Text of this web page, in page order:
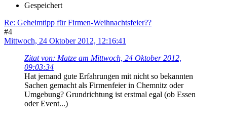
Gespeichert
Re: Geheimtipp für Firmen-Weihnachtsfeier??
#4
Mittwoch, 24 Oktober 2012, 12:16:41
Zitat von: Matze am Mittwoch, 24 Oktober 2012,
09:03:34
Hat jemand gute Erfahrungen mit nicht so bekannten
Sachen gemacht als Firmenfeier in Chemnitz oder
Umgebung? Grundrichtung ist erstmal egal (ob Essen
oder Event...)